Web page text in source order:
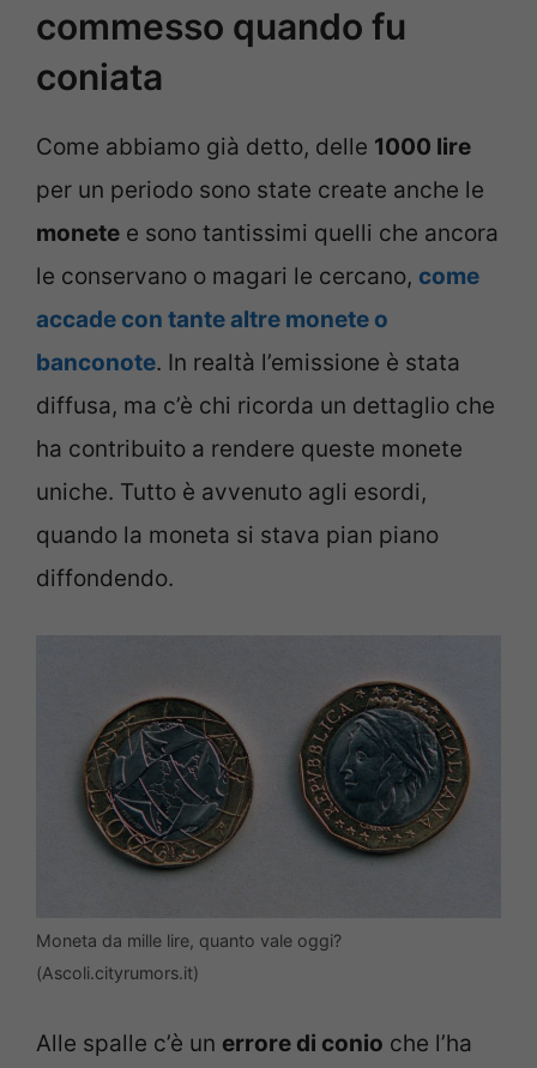
commesso quando fu
coniata
Come abbiamo già detto, delle 1000 lire
per un periodo sono state create anche le
monete e sono tantissimi quelli che ancora
le conservano o magari le cercano, come
accade con tante altre monete o
banconote. In realtà l’emissione è stata
diffusa, ma c’è chi ricorda un dettaglio che
ha contribuito a rendere queste monete
uniche. Tutto è avvenuto agli esordi,
quando la moneta si stava pian piano
diffondendo.
Moneta da mille lire, quanto vale oggi?
(Ascoli.cityrumors.it)
Alle spalle c’è un errore di conio che l’ha